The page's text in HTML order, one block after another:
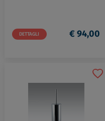
DETTAGLI € 94,00